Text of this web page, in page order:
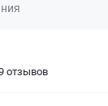
отзывов